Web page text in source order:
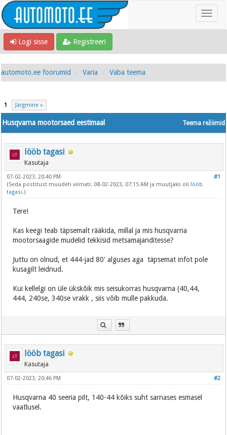
Logi sisse Registreeri
automoto.ee foorumid Varia Vaba teema
1 Järgmine »
Teema režiimid
Husqvarna mootorsaed eestimaal
lööb tagasi
Kasutaja
#1
07-02-2023, 20:40 PM
(Seda postitust muudeti viimati: 08-02-2023, 07:15 AM ja muutjaks oli lööb
tagasi.)
Tere!
Kas keegi teab täpsemalt rääkida, millal ja mis husqvarna
mootorsaagide mudelid tekkisid metsamajanditesse?
Juttu on olnud, et 444-jad 80' alguses aga täpsemat infot pole
kusagilt leidnud.
Kui kellelgi on üle ükskõik mis seisukorras husqvarna (40,44,
444, 240se, 340se vrakk , siis võib mulle pakkuda.
lööb tagasi
Kasutaja
#2
07-02-2023, 20:46 PM
Husqvarna 40 seeria pilt, 140-44 kõiks suht sarnases esmasel
vaatlusel.